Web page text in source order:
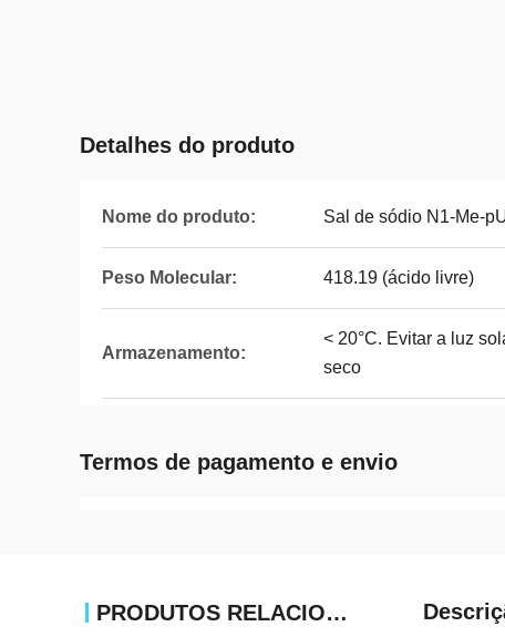
Detalhes do produto
Nome do produto: Sal de sódio N1-Me-
Peso Molecular: 418.19 (ácido livre)
Armazenamento:
< 20°C. Evitar a luz
seco
Termos de pagamento e envio
PRODUTOS RELACIONADOS